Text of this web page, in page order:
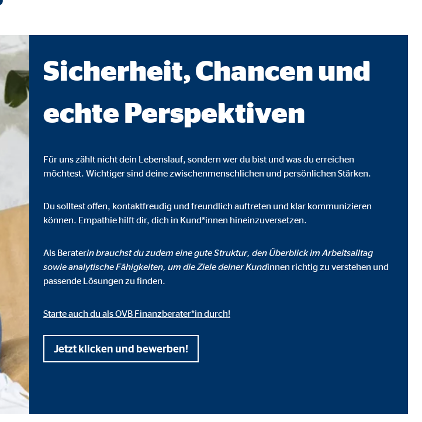
Sicherheit, Chancen und
echte Perspektiven
Für uns zählt nicht dein Lebenslauf, sondern wer du bist und was du erreichen
möchtest. Wichtiger sind deine zwischenmenschlichen und persönlichen Stärken.
Du solltest offen, kontaktfreudig und freundlich auftreten und klar kommunizieren
können. Empathie hilft dir, dich in Kund*innen hineinzuversetzen.
Als Beraterin brauchst du zudem eine gute Struktur, den Überblick im Arbeitsalltag
sowie analytische Fähigkeiten, um die Ziele deiner Kundinnen richtig zu verstehen und
passende Lösungen zu finden.
Starte auch du als OVB Finanzberater*in durch!
Jetzt klicken und bewerben!
verstehen, wie unsere Besucher unsere Website nutzen.
Nutzung
diesem Zweck werden die Daten an Drittanbieter übermittelt, die die